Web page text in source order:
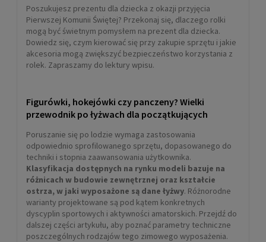
Poszukujesz prezentu dla dziecka z okazji przyjęcia
Pierwszej Komunii Świętej? Przekonaj się, dlaczego rolki
mogą być świetnym pomysłem na prezent dla dziecka.
Dowiedz się, czym kierować się przy zakupie sprzętu i jakie
akcesoria mogą zwiększyć bezpieczeństwo korzystania z
rolek. Zapraszamy do lektury wpisu.
Figurówki, hokejówki czy panczeny? Wielki
przewodnik po łyżwach dla początkujących
Poruszanie się po lodzie wymaga zastosowania
odpowiednio sprofilowanego sprzętu, dopasowanego do
techniki i stopnia zaawansowania użytkownika.
Klasyfikacja dostępnych na rynku modeli bazuje na
różnicach w budowie zewnętrznej oraz kształcie
ostrza, w jaki wyposażone są dane łyżwy. Różnorodne
warianty projektowane są pod kątem konkretnych
dyscyplin sportowych i aktywności amatorskich. Przejdź do
dalszej części artykułu, aby poznać parametry techniczne
poszczególnych rodzajów tego zimowego wyposażenia.